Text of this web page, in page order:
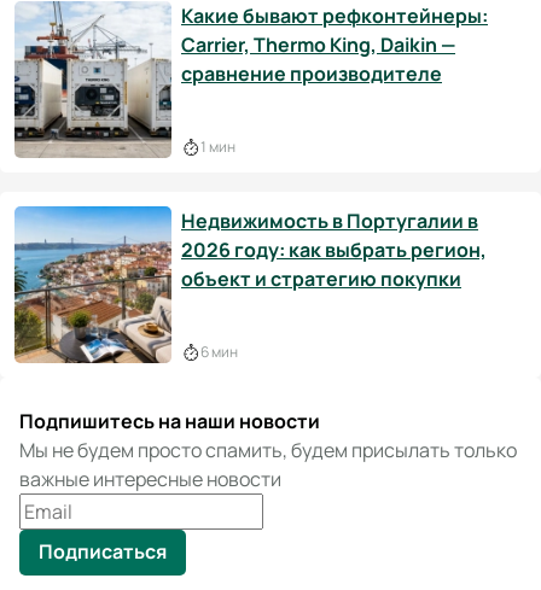
Какие бывают рефконтейнеры:
Carrier, Thermo King, Daikin —
сравнение производителе
1 мин
Недвижимость в Португалии в
2026 году: как выбрать регион,
объект и стратегию покупки
6 мин
Подпишитесь на наши новости
Мы не будем просто спамить, будем присылать только
важные интересные новости
Подписаться